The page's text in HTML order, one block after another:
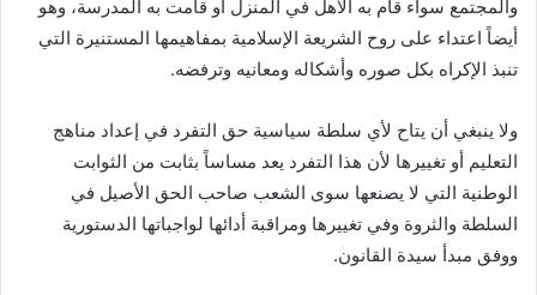
والمجتمع سواء قام به الأهل في المنزل أو قامت به المدرسة، وهو
أيضاً اعتداء على روح الشريعة الإسلامية بمفاهيمها المستنيرة التي
تنبذ الإكراه بكل صوره وأشكاله ومعانيه وترفضه.
ولا ينبغي أن يتاح لأي سلطة سياسية حق التفرد في إعداد مناهج
التعليم أو تغييرها لأن هذا التفرد يعد مساساً بثابت من الثوابت
الوطنية التي لا يصنعها سوى الشعب صاحب الحق الأصيل في
السلطة والثروة وفي تغييرها ومراقبة أدائها لواجباتها الدستورية
ووفق مبدأ سيدة القانون.